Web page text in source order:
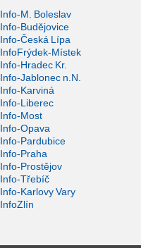
Info-M. Boleslav
Info-Budějovice
Info-Česká Lípa
InfoFrýdek-Místek
Info-Hradec Kr.
Info-Jablonec n.N.
Info-Karviná
Info-Liberec
Info-Most
Info-Opava
Info-Pardubice
Info-Praha
Info-Prostějov
Info-Třebíč
Info-Karlovy Vary
InfoZlín